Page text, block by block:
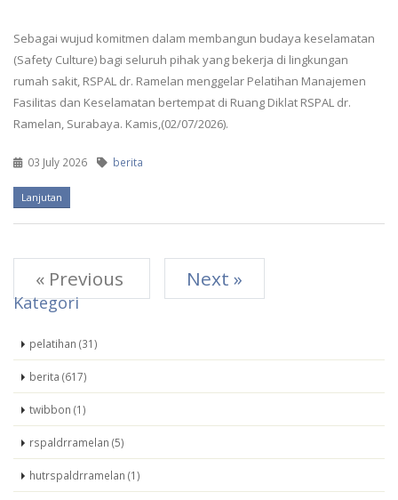
Sebagai wujud komitmen dalam membangun budaya keselamatan
(Safety Culture) bagi seluruh pihak yang bekerja di lingkungan
rumah sakit, RSPAL dr. Ramelan menggelar Pelatihan Manajemen
Fasilitas dan Keselamatan bertempat di Ruang Diklat RSPAL dr.
Ramelan, Surabaya. Kamis,(02/07/2026).
03 July 2026 berita
Lanjutan
« Previous Next »
Kategori
pelatihan (31)
berita (617)
twibbon (1)
rspaldrramelan (5)
hutrspaldrramelan (1)